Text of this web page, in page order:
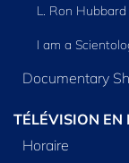
L. Ron
I am a
Documentary
TÉLÉVISION EN
Horaire